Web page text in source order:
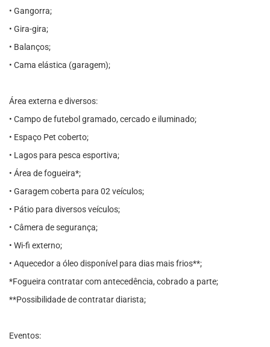
• Gangorra;
• Gira-gira;
• Balanços;
• Cama elástica (garagem);
Área externa e diversos:
• Campo de futebol gramado, cercado e iluminado;
• Espaço Pet coberto;
• Lagos para pesca esportiva;
• Área de fogueira*;
• Garagem coberta para 02 veículos;
• Pátio para diversos veículos;
• Câmera de segurança;
• Wi-fi externo;
• Aquecedor a óleo disponível para dias mais frios**;
*Fogueira contratar com antecedência, cobrado a parte;
**Possibilidade de contratar diarista;
Eventos: